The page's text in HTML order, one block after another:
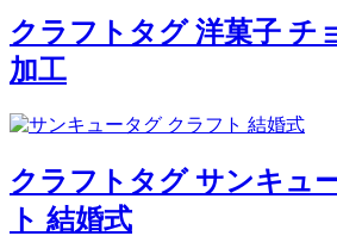
クラフトタグ 洋菓子 チ
加工
クラフトタグ サンキュ
ト 結婚式